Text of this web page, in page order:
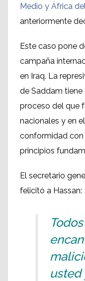
Medio y África
anteriormente
Este caso pone
campaña
en Iraq. La
de Saddam tiene
proceso del que
nacionales y en
conformidad con
principios
El secretario
felicitó a Hassan:
usted